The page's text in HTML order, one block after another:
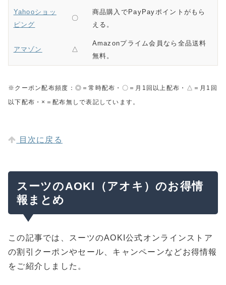
Yahooショッ
ピング
〇
商品購入でPayPayポイントがもら
える。
アマゾン △
Amazonプライム会員なら全品送料
無料。
※クーポン配布頻度：◎＝常時配布・〇＝月1回以上配布・△＝月1回
以下配布・×＝配布無しで表記しています。
目次に戻る
スーツのAOKI（アオキ）のお得情
報まとめ
この記事では、スーツのAOKI公式オンラインストア
の割引クーポンやセール、キャンペーンなどお得情報
をご紹介しました。